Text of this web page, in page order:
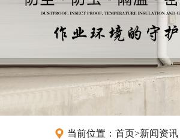
当前位置： 首页>新闻资讯